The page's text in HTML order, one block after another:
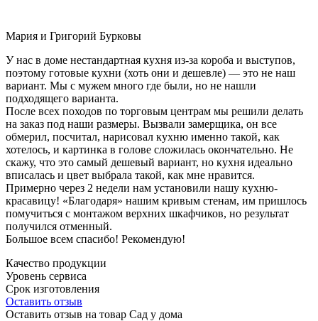
Мария и Григорий Бурковы
У нас в доме нестандартная кухня из-за короба и выступов,
поэтому готовые кухни (хоть они и дешевле) — это не наш
вариант. Мы с мужем много где были, но не нашли
подходящего варианта.
После всех походов по торговым центрам мы решили делать
на заказ под наши размеры. Вызвали замерщика, он все
обмерил, посчитал, нарисовал кухню именно такой, как
хотелось, и картинка в голове сложилась окончательно. Не
скажу, что это самый дешевый вариант, но кухня идеально
вписалась и цвет выбрала такой, как мне нравится.
Примерно через 2 недели нам установили нашу кухню-
красавицу! «Благодаря» нашим кривым стенам, им пришлось
помучиться с монтажом верхних шкафчиков, но результат
получился отменный.
Большое всем спасибо! Рекомендую!
Качество продукции
Уровень сервиса
Срок изготовления
Оставить отзыв
Оставить отзыв на товар Сад у дома